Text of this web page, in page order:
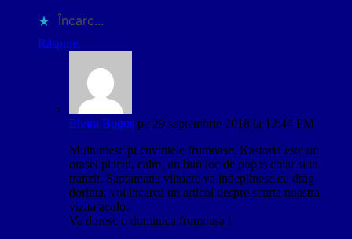
Încarc...
Răspuns
Elvira Bogos pe 29 septembrie 2018 la 12:44 PM
Multumesc pt cuvintele frumoase. Kastoria este un
orasel placut, calm, un bun loc de popas chiar si in
tranzit. Saptamana viitoare va indeplinesc cu drag
dorinta, voi incarca un articol despre scurta noastra
vizita acolo.
Va doresc o duminica frumoasa !